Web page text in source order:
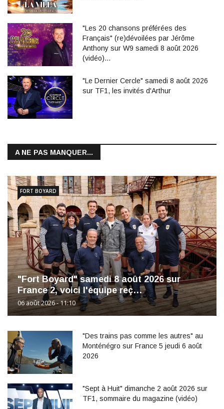
"Les 20 chansons préférées des
Français" (re)dévoilées par Jérôme
Anthony sur W9 samedi 8 août 2026
(vidéo)…
"Le Dernier Cercle" samedi 8 août 2026
sur TF1, les invités d'Arthur
A NE PAS MANQUER...
"Fort Boyard" samedi 8 août 2026 sur
France 2, voici l'équipe reç…
06 août 2026 - 11:10
FORT BOYARD
"Des trains pas comme les autres" au
Monténégro sur France 5 jeudi 6 août
2026
"Sept à Huit" dimanche 2 août 2026 sur
TF1, sommaire du magazine (vidéo)